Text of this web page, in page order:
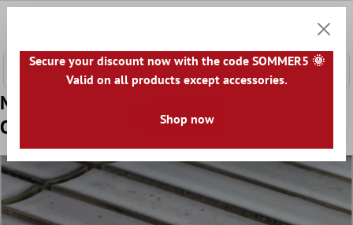
Model din Mozaic Ceramic Gresie Tijă
Ontario Gri
Secure your discount now with the code SOMMER5 🌞
Valid on all products except accessories.
Shop now